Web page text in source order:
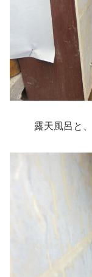
露天風呂と